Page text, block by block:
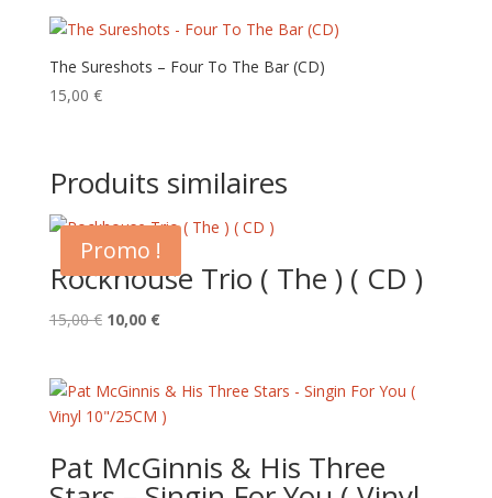
The Sureshots – Four To The Bar (CD)
15,00 €
Produits similaires
Promo !
Rockhouse Trio ( The ) ( CD )
15,00€ Le
était :
15,00 €.
10,00 €Le
est :
10,00 €.
Pat McGinnis & His Three